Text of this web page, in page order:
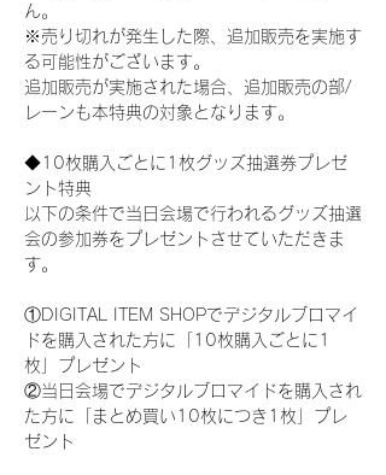
ん。
※売り切れが発生した際、追加販売を実施す
る可能性がございます。
追加販売が実施された場合、追加販売の部/
レーンも本特典の対象となります。
◆10枚購入ごとに1枚グッズ抽選券プレゼ
ント特典
以下の条件で当日会場で行われるグッズ抽選
会の参加券をプレゼントさせていただきま
す。
①DIGITAL ITEM SHOPでデジタルブロマイ
ドを購入された方に「10枚購入ごとに1
枚」プレゼント
②当日会場でデジタルブロマイドを購入され
た方に「まとめ買い10枚につき1枚」プレ
ゼント